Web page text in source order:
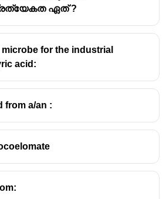
ഏത് ?
for the industrial
acid:
from a/an :